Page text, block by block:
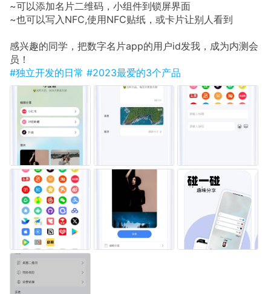
~可以添加名片二维码，小组件到锁屏界面
~也可以写入NFC,使用NFC贴纸，或卡片让别人看到
感兴趣的同学，把数字名片app的用户id发我，成为内测会
员！
#独立开发的日常 #2023最爱的3个产品